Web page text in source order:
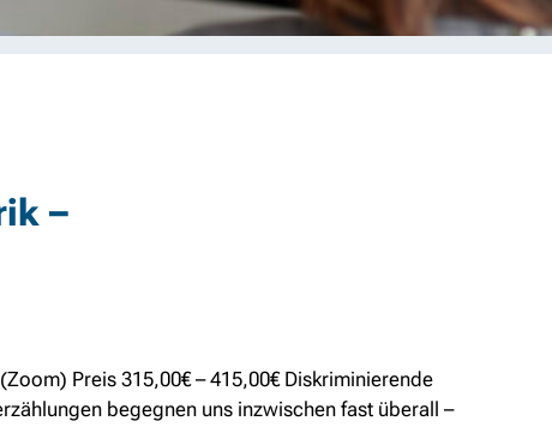
–
Preis 315,00€ – 415,00€ Diskriminierende
begegnen uns inzwischen fast überall –